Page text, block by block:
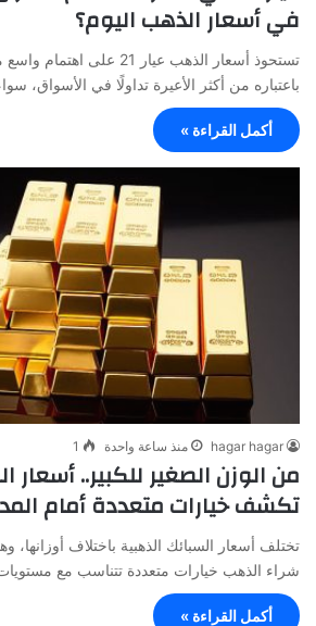
في أسعار الذهب اليوم؟
تستحوذ أسعار الذهب عيار 21
باعتباره من أكثر الأعيرة تداولًا في الأسواق،
أكمل القراءة »
hagar hagar منذ ساعة واحدة 1
من الوزن الصغير للكبير.. أسعار
تكشف خيارات متعددة أمام
تختلف أسعار السبائك الذهبية باختلاف أوزانها،
شراء الذهب خيارات متعددة تتناسب مع
أكمل القراءة »